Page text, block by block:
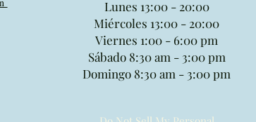
Lunes 13:00 - 20:00
Miércoles 13:00 - 20:00
Viernes 1:00 - 6:00 pm
Sábado 8:30 am - 3:00 pm
Domingo 8:30 am - 3:00 pm